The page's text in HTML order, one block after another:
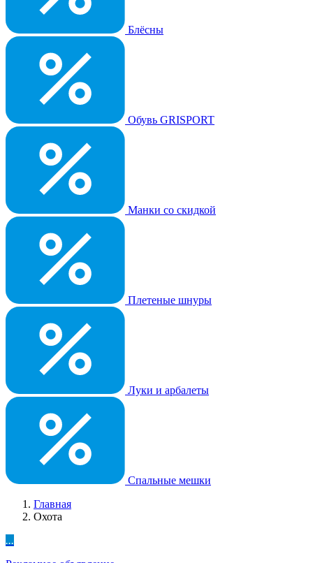
Блёсны
Обувь GRISPORT
Манки со скидкой
Плетеные шнуры
Луки и арбалеты
Спальные мешки
Главная
Охота
...